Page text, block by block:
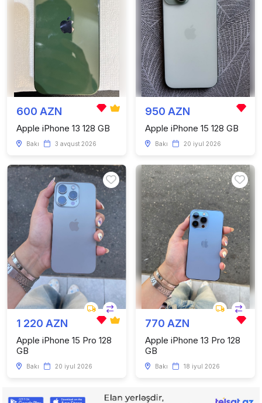
600 AZN
Apple iPhone 13 128 GB
Bakı 3 avqust 2026
950 AZN
Apple iPhone 15 128 GB
Bakı 20 iyul 2026
1 220 AZN
Apple iPhone 15 Pro 128
GB
Bakı 20 iyul 2026
770 AZN
Apple iPhone 13 Pro 128
GB
Bakı 18 iyul 2026